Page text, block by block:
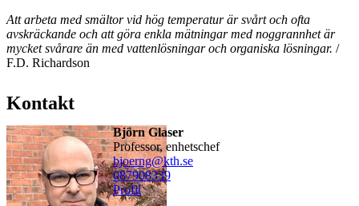
Att arbeta med smältor vid hög temperatur är svårt och ofta
avskräckande och att göra enkla mätningar med noggrannhet är
mycket svårare än med vattenlösningar och organiska lösningar. /
F.D. Richardson
Kontakt
Björn Glaser
professor, enhetschef
bjoerng@kth.se
087908339
Profil